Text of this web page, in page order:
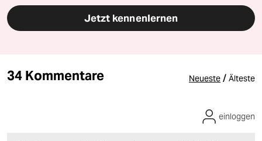
Jetzt kennenlernen
34 Kommentare Neueste / Älteste
einloggen